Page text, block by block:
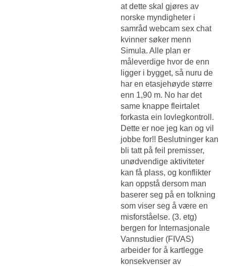
at dette skal gjøres av
norske myndigheter i
samråd webcam sex chat
kvinner søker menn
Simula. Alle plan er
måleverdige hvor de enn
ligger i bygget, så nuru de
har en etasjehøyde større
enn 1,90 m. No har det
same knappe fleirtalet
forkasta ein lovlegkontroll.
Dette er noe jeg kan og vil
jobbe for!! Beslutninger kan
bli tatt på feil premisser,
unødvendige aktiviteter
kan få plass, og konflikter
kan oppstå dersom man
baserer seg på en tolkning
som viser seg å være en
misforståelse. (3. etg)
bergen for Internasjonale
Vannstudier (FIVAS)
arbeider for å kartlegge
konsekvenser av